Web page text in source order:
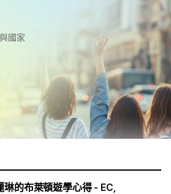
國家
麗琳的布萊頓遊學心得 - EC,